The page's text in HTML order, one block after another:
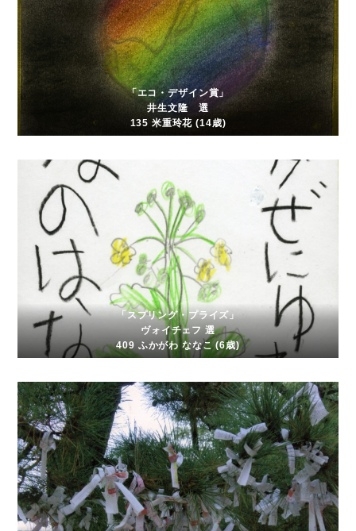
「エコ・デザイン賞」
井生文隆 選
135 米重玲花 (14歳)
「スプリング・プライズ」
ヴォイチェフ 選
409 ふかがわ ななこ (6歳)